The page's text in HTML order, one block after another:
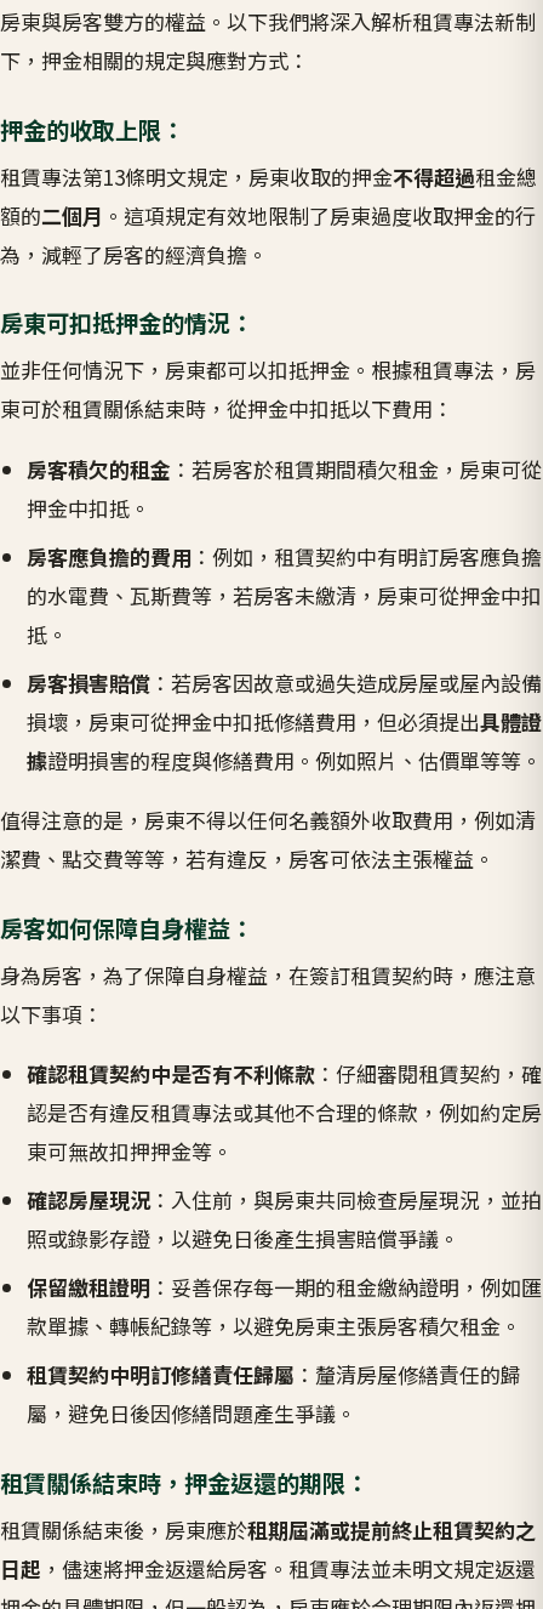
房東與房客雙方的權益。以下我們將深入解析租賃專法新制
下，押金相關的規定與應對方式：
押金的收取上限：
租賃專法第13條明文規定，房東收取的押金不得超過租金總
額的二個月 。這項規定有效地限制了房東過度收取押金的行
為，減輕了房客的經濟負擔。
房東可扣抵押金的情況：
並非任何情況下，房東都可以扣抵押金。根據租賃專法，房
東可於租賃關係結束時，從押金中扣抵以下費用：
房客積欠的租金 ：若房客於租賃期間積欠租金，房東可從
押金中扣抵。
房客應負擔的費用 ：例如，租賃契約中有明訂房客應負擔
的水電費、瓦斯費等，若房客未繳清，房東可從押金中扣
抵。
房客損害賠償 ：若房客因故意或過失造成房屋或屋內設備
損壞，房東可從押金中扣抵修繕費用，但必須提出具體證
據證明損害的程度與修繕費用。例如照片、估價單等等。
值得注意的是，房東不得以任何名義額外收取費用，例如清
潔費、點交費等等，若有違反，房客可依法主張權益。
房客如何保障自身權益：
身為房客，為了保障自身權益，在簽訂租賃契約時，應注意
以下事項：
確認租賃契約中是否有不利條款 ：仔細審閱租賃契約，確
認是否有違反租賃專法或其他不合理的條款，例如約定房
東可無故扣押押金等。
確認房屋現況：入住前，與房東共同檢查房屋現況，並拍
照或錄影存證，以避免日後產生損害賠償爭議。
保留繳租證明 ：妥善保存每一期的租金繳納證明，例如匯
款單據、轉帳紀錄等，以避免房東主張房客積欠租金。
租賃契約中明訂修繕責任歸屬 ：釐清房屋修繕責任的歸
屬，避免日後因修繕問題產生爭議。
租賃關係結束時，押金返還的期限：
租賃關係結束後，房東應於租期屆滿或提前終止租賃契約之
日起 ，儘速將押金返還給房客。租賃專法並未明文規定返還